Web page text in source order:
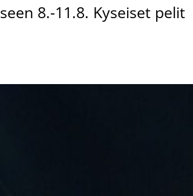
8.-11.8. Kyseiset pelit